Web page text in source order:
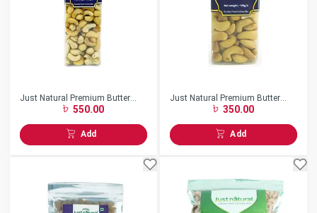
Just Natural Premium Butter
Glazed Cashew Nut 250gm
550.00
Add
Just Natural Premium Butter
Glazed Cashew Nut 150gm
350.00
Add